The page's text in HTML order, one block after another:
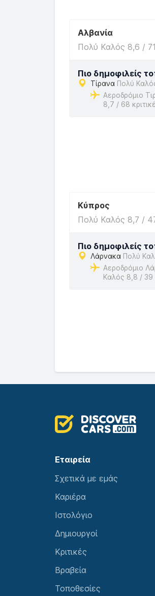
Αλβανία
Πολύ Καλός 8,6 / 71
Πιο δημοφιλείς
Τίρανα Πολύ
Αεροδρόμιο
8,7 / 68
Κύπρος
Πολύ Καλός 8,7 / 47
Πιο δημοφιλείς
Λάρνακα Πολύ
Αεροδρόμιο
Καλός 8,8 / 39
Εταιρεία